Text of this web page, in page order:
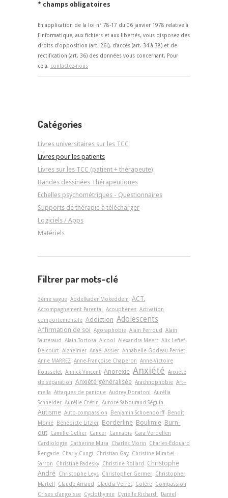
* champs obligatoires
En application de la loi n° 78-17 du 06 janvier 1978 relative à
l'informatique, aux fichiers et aux libertés, vous disposez des
droits d'opposition (art. 26i), d'accès (art. 34 à 38) et de
rectification (art. 36) des données vous concernant. Pour
cela, contactez-nous
Catégories
Livres universitaires sur les TCC
Livres pour les patients
Livres sur les TCC (patient + thérapeute)
Bandes dessinées Thérapeutiques
Echelles psychométriques - Questionnaires
Supports de thérapie à télécharger
Logiciels / Apps
Matériels
Filtrer par mots-clé
3ème vague Abdelkader Mokeddem ACT.
Accompagnement Parental Acouphènes Activation
comportementale Addiction Adolescents
Affirmation de soi Agoraphobie Alain Perroud
Alain
Sauteraud
Alain Tortosa Alcool Alexandra Meert Alix Lefief-
Delcourt Alzheimer Anaël Assier Annabelle Godeau-Pernet
Anne MARREZ Anne-Françoise Chaperon Anne-Victoire
Rousselet Annick Vincent Anorexie Anxiété Anxiété
de séparation Anxiété généralisée Arachnophobie Art-­
mella Attaques de panique Audrey Donatoni Aurélia
Schneider Aurélie Crétin Aurore Sabouraud-Séguin
Autisme Auto-compassion Benjamin Schoendorff
Benoît
Monié
Bénédicte Litzler Borderline Boulimie Burn-
out Camille Cellier Cancer Cannabis Cara Verdellen
Cardiologie Catherine Musa Charles Morin
Charles-Édouard
Rengade Charly Cungi Christian Gay Christine Mirabel-
Sarron
Christine Padesky Christine Rollard
Christophe
André Christophe Leys Christopher Germer Christopher
Martell
Claude Arnaud Claudia Verret Colère Compassion
Crises d'angoisse Cyclothymie Cyrielle Richard
Daniel